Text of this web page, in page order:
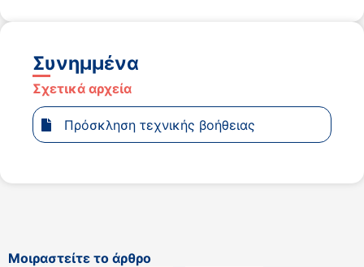
Συνημμένα
Σχετικά αρχεία
Πρόσκληση τεχνικής βοήθειας
Μοιραστείτε το άρθρο